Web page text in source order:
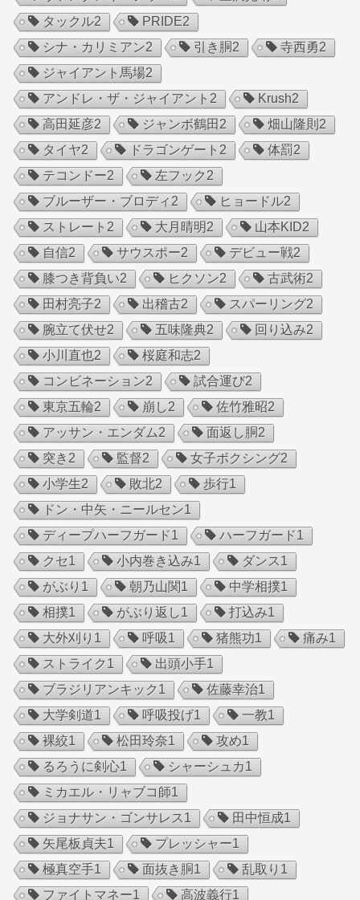
タックル2 PRIDE2
シナ・カリミアン2 引き胴 2 寺西勇2
ジャイアント馬場2
アンドレ・ザ・ジャイアント 2 Krush2
高田延彦2 ジャンボ鶴田 2 畑山隆則 2
タイヤ2 ドラゴンゲート 2 体罰2
テコンドー2 左フック2
ブルーザー・ブロディ 2 ヒョードル2
ストレート 2 大月晴明2 山本KID2
自信2 サウスポー2 デビュー戦2
膝つき背負い2 ヒクソン2 古武術2
田村亮子2 出稽古2 スパーリング2
腕立て伏せ2 五味隆典2 回り込み2
小川直也2 桜庭和志2
コンビネーション2 試合運び2
東京五輪2 崩し2 佐竹雅昭2
アッサン・エンダム2 面返し胴 2
突き 2 監督2 女子ボクシング2
小学生2 敗北2 歩行1
ドン・中矢・ニールセン1
ディープハーフガード1 ハーフガード1
クセ1 小内巻き込み1 ダンス1
がぶり 1 朝乃山関1 中学相撲1
相撲1 がぶり返し1 打込み1
大外刈り 1 呼吸1 猪熊功1 痛み1
ストライク1 出頭小手1
ブラジリアンキック1 佐藤幸治1
大学剣道1 呼吸投げ1 一教1
裸絞1 松田玲奈1 攻め1
るろうに剣心1 シャーシュカ1
ミカエル・リャブコ師1
ジョナサン・ゴンサレス1 田中恒成1
矢尾板貞夫1 プレッシャー1
極真空手1 面抜き胴 1 乱取り 1
ファイトマネー1 高波義行1